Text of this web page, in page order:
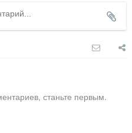
станьте первым.